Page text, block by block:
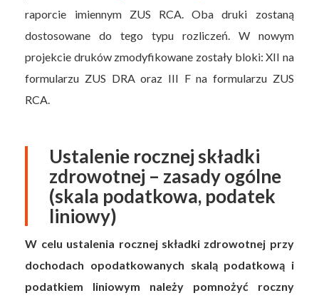
raporcie imiennym ZUS RCA. Oba druki zostaną
dostosowane do tego typu rozliczeń. W nowym
projekcie druków zmodyfikowane zostały bloki: XII na
formularzu ZUS DRA oraz III F na formularzu ZUS
RCA.
Ustalenie rocznej składki
zdrowotnej – zasady ogólne
(skala podatkowa, podatek
liniowy)
W celu ustalenia rocznej składki zdrowotnej przy
dochodach opodatkowanych skalą podatkową i
podatkiem liniowym należy pomnożyć roczny